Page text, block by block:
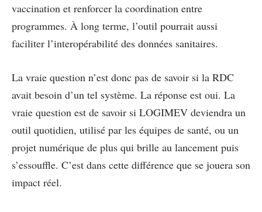
vaccination et renforcer la coordination entre
programmes. À long terme, l’outil pourrait aussi
faciliter l’interopérabilité des données sanitaires.
La vraie question n’est donc pas de savoir si la RDC
avait besoin d’un tel système. La réponse est oui. La
vraie question est de savoir si LOGIMEV deviendra un
outil quotidien, utilisé par les équipes de santé, ou un
projet numérique de plus qui brille au lancement puis
s’essouffle. C’est dans cette différence que se jouera son
impact réel.